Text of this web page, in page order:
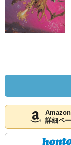
Amazon
詳細ペ